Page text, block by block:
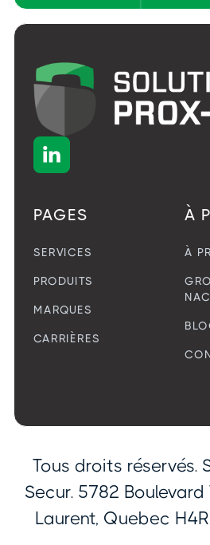

PAGES
SERVICES
PRODUITS
MARQUES
CARRIÈRES
À
À
Tous droits réservés.
Secur. 5782
Laurent, Quebec